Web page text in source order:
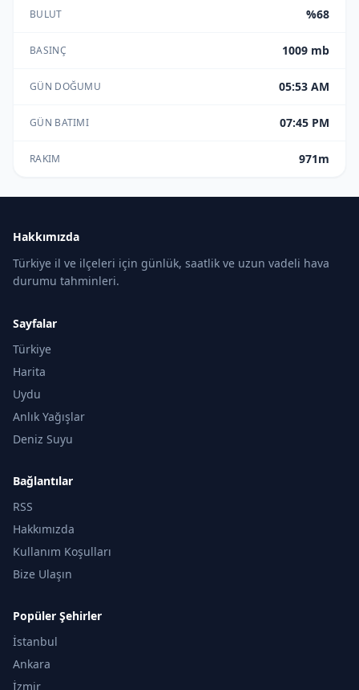
BULUT %68
BASINÇ 1009 mb
GÜN DOĞUMU 05:53 AM
GÜN BATIMI 07:45 PM
RAKIM 971m
Hakkımızda
Türkiye il ve ilçeleri için günlük, saatlik ve uzun vadeli hava
durumu tahminleri.
Sayfalar
Türkiye
Harita
Uydu
Anlık Yağışlar
Deniz Suyu
Bağlantılar
RSS
Hakkımızda
Kullanım Koşulları
Bize Ulaşın
Popüler Şehirler
İstanbul
Ankara
İzmir